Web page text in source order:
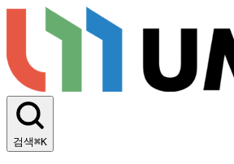
검색⌘K